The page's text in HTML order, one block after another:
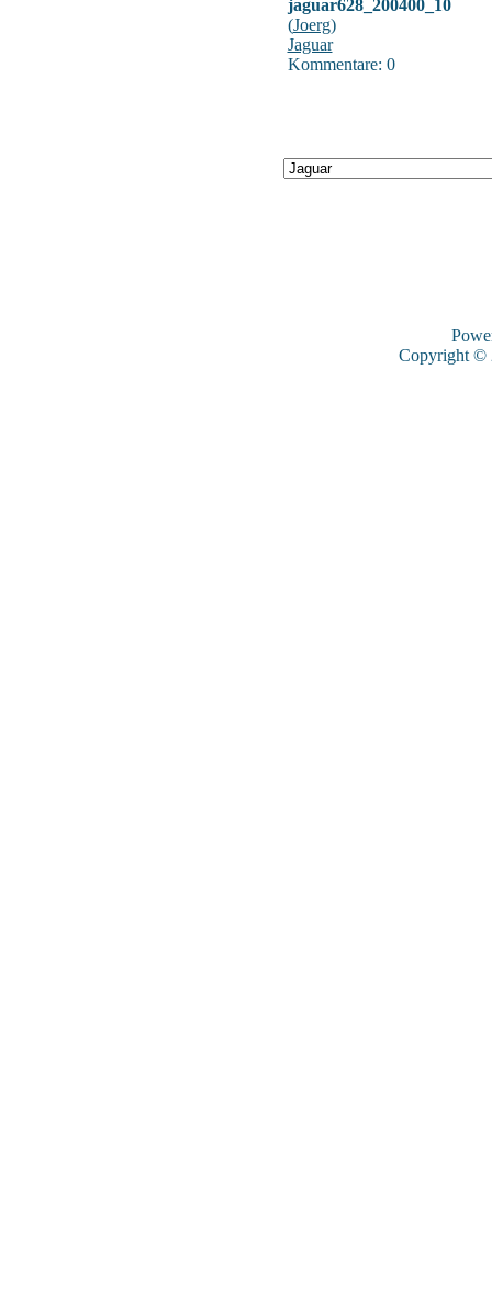
jaguar628_200400_10
(Joerg)
Jaguar
Kommentare: 0
Copyright ©